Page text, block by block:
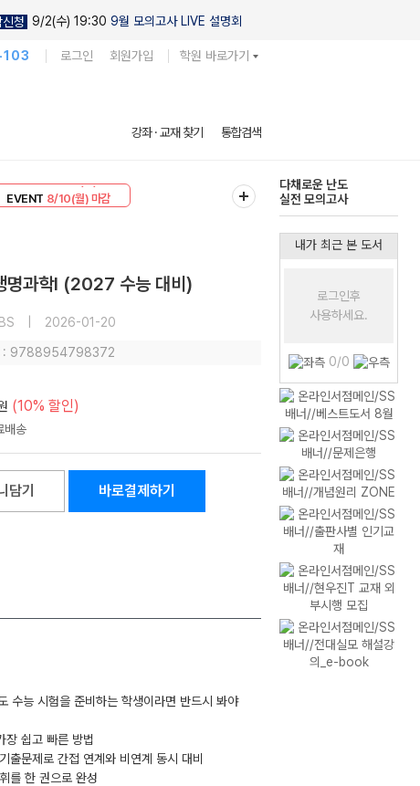
신청 9/2(수) 19:30 9월 모의고사 LIVE 설명회
103 로그인 회원가입 학원 바로가기
강좌 · 교재 찾기 통합검색
EVENT 8/10(월) 마감
다채로운 난도
실전 모의고사
명과학I (2027 수능 대비)
2026-01-20
: 9788954798372
(10% 할인)
담기 바로결제하기
능 시험을 준비하는 학생이라면 반드시 봐야
장 쉽고 빠른 방법
문제로 간접 연계와 비연계 동시 대비
를 한 권으로 완성
내가 최근 본 도서
로그인후
사용하세요.
0/0